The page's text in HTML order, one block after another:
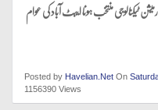
ٹیکنالوجی منتخب ہونا ایبٹ آباد کی عوام
Posted by Havelian.Net On
1156390 Views